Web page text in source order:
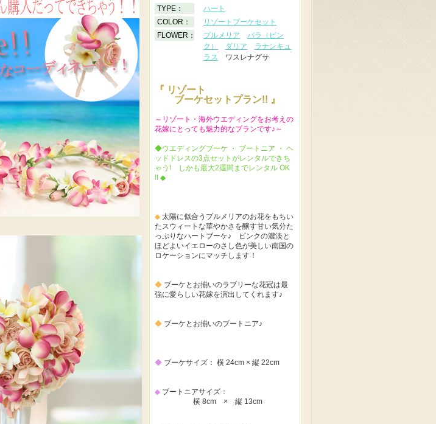
TYPE：
ハート
COLOR：
リゾートブーケセット
FLOWER：
プルメリア
バラ（ピン
ク）
ダリア
ラナンキュ
ラス ワスレナグサ
『 リゾート
ブーケセットプラン!! 』
～リゾート・海外ウエディングをお考えの
花嫁にとっても魅力的なプランです♪～
◆ウエディングブーケ ・ ブートニア ・ ヘ
ッドドレスの3点セットがレンタルできち
ゃう! しかも最大2週間までレンタル OK
!! ◆
◆ 太陽に似合うプルメリアのお花をもちい
たスウィートな華やかさを醸す甘い気分た
っぷりなハートブーケ♪ ピンクの濃淡と
ほどよいイエローのさし色が美しい南国の
ロケーションにマッチします！
◆ ブーケとお揃いのラブリーな花冠は最
強に愛らしい花嫁を演出してくれます♪
◆ ブーケとお揃いのブートニア♪
◆ ブーケサイズ： 横 24cm × 縦 22cm
◆ ブートニアサイズ：
横 8cm × 縦 13cm